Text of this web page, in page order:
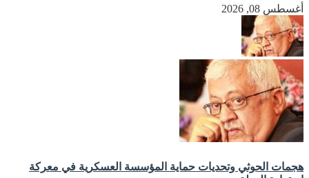
أغسطس 08, 2026
هجمات الحوثي وتحديات حماية المؤسسة العسكرية في معركة